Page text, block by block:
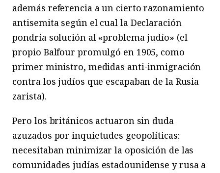
además referencia a un cierto razonamiento
antisemita según el cual la Declaración
pondría solución al «problema judío» (el
propio Balfour promulgó en 1905, como
primer ministro, medidas anti-inmigración
contra los judíos que escapaban de la Rusia
zarista).
Pero los británicos actuaron sin duda
azuzados por inquietudes geopolíticas:
necesitaban minimizar la oposición de las
comunidades judías estadounidense y rusa a